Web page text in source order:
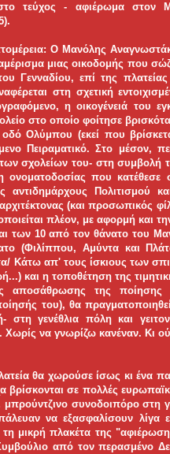
τεύχος - αφιέρωμα στον
Ο Μανόλης
μιας οικοδομής που
Γενναδίου, επί της
στη σχετική
η οικογένειά του
στο οποίο φοίτησε
Ολύμπου (εκεί που
Πειραματικό. Στο μέσον,
των σχολείων του- στη
που κατέθεσε
αντιδημάρχους Πολιτισμού
(και προσωπικός
πλέον, με αφορμή και
των 10 από τον θάνατο του
(Φιλίππου, Αμύντα και
Κάτω απ' τους ίσκιους των
και η τοποθέτηση της
αποσάθρωσης της
του), θα
στη γενέθλια πόλη και
να γνωρίζω κανέναν. Κι
θα χωρούσε ίσως κι ένα
βρίσκονται σε πολλές
συνοδοιπόρο στη
να εξασφαλίσουν λίγα
μικρή πλακέτα της
από τον περασμένο